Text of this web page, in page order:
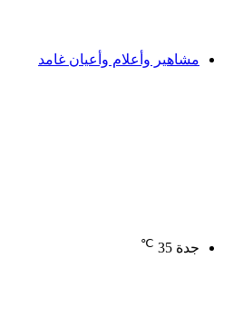
مشاهير وأعلام وأعيان غامد
جدة 35
℃